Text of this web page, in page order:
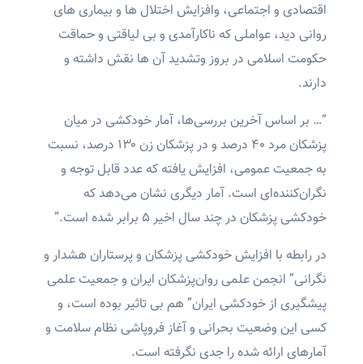
اقتصادی و اجتماعی، وافزایش اختلال ها و بیماری های
روانی دید، عواملی که ناکارآمدی و بی لیاقتی و حماقت
حکومت اسلامی در بروز وتشدید آن ها نقش داشته و
دارند.
“… بر اساس آخرین بررسی‌ها، آمار خودکشی در میان
پزشکان مرد ۴۰ درصد و در پزشکان زن ۱۳۰ درصد، نسبت
به جمعیت عمومی، افزایش یافته که عدد قابل توجه و
نگران‌کننده‌ای است. آمار دیگری نشان می‌دهد که
خودکشی پزشکان در چند سال اخیر ۵ برابر شده است.”
در رابطه با افزایش خودکشی پزشکان و پرستاران هشدار و
نگرانی” انجمن علمی روان‌پزشکان ایران و جمعیت علمی
پیشگیری از خودکشی ایران” هم بی تاثیر بوده است، و
کسی این وضعیت بحرانی و آغاز فروپاشی نظام سلامت و
آمارهای ارائه شده را جدی نگرفته است.